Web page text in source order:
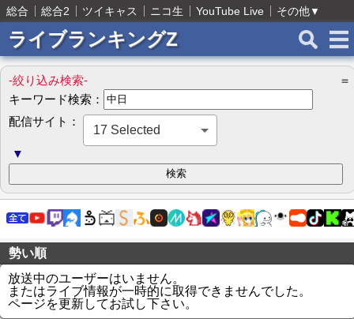
総合 総合2 ツイキャス ニコ生 YouTube Live その他▼
ライブランキングZ
-絞り込み検索-
＝
キーワード検索：
配信サイト：
17 Selected
▼
勢い順
放送中のユーザーはいません。
またはライブ情報が一時的に取得できませんでした。
ページを更新してお試し下さい。